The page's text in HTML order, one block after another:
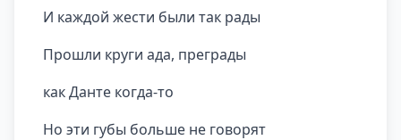
И каждой жести были так рады
Прошли круги ада, преграды
как Данте когда-то
Но эти губы больше не говорят